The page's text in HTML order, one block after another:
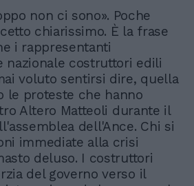
non ci sono». Poche
chiarissimo. È la frase
i rappresentanti
nazionale costruttori edili
voluto sentirsi dire, quella
le proteste che hanno
Altero Matteoli durante il
dell'Ance. Chi si
immediate alla crisi
deluso. I costruttori
del governo verso il